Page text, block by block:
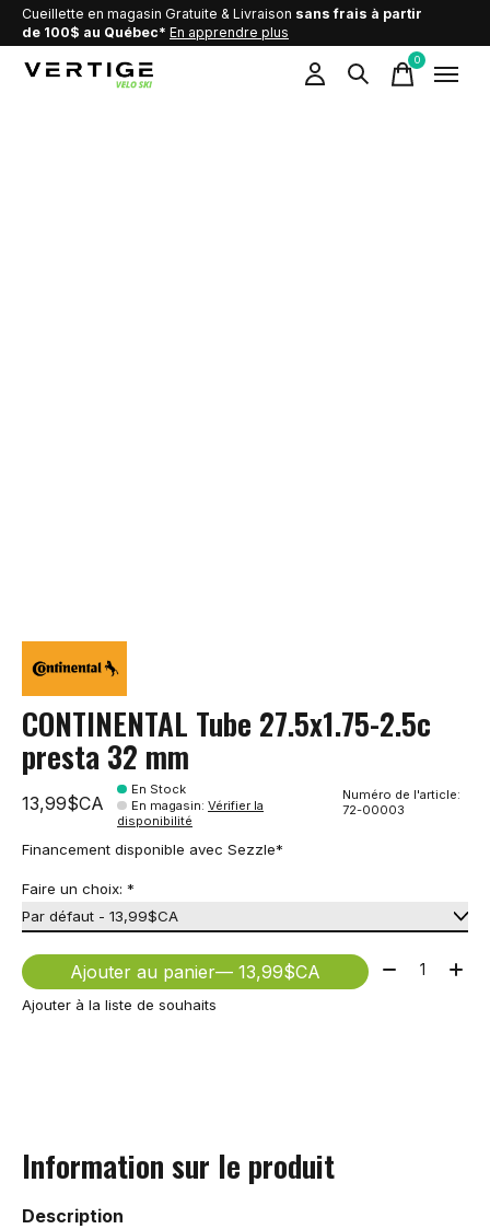
Cueillette en magasin Gratuite & Livraison sans frais à partir
de 100$ au Québec* En apprendre plus
0items
CONTINENTAL Tube 27.5x1.75-2.5c
presta 32 mm
13,99$CA
En Stock
En magasin:Vérifier la
disponibilité
Numéro de l'article:
72-00003
Financement disponible avec Sezzle*
Faire un choix: *
Ajouter au panier — 13,99$CA Quantité:
Ajouter à la liste de souhaits
Information sur le produit
Description